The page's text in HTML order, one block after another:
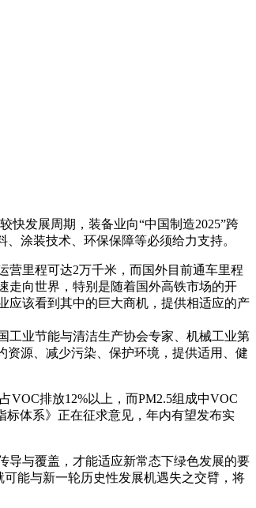
发展周期，装备业向“中国制造2025”跨
涂装技术、环保保障等必须给力支持。
里程可达2万千米，而国外目前通车里程
走向世界，特别是随着国外高铁市场的开
应该看到其中的巨大商机，提供相适应的产
工业节能与清洁生产协会专家、机械工业第
资源、减少污染、保护环境，提供适用、健
排放12%以上，而PM2.5组成中VOC
标体系》正在征求意见，年内有望发布实
与覆盖，才能适应新常态下绿色发展的要
能与新一轮历史性发展机遇失之交臂，将